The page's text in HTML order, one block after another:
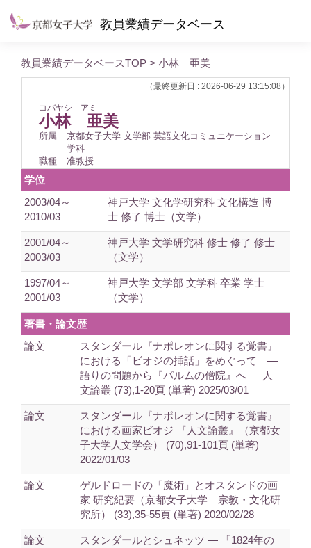
教員業績データベース
教員業績データベースTOP > 小林 亜美
（最終更新日 : 2026-06-29 13:15:08）
コバヤシ アミ
小林 亜美
所属
京都女子大学 文学部 英語文化コミュニケーション
学科
職種
准教授
学位
2003/04～
2010/03
神戸大学 文化学研究科 文化構造 博
士 修了 博士（文学）
2001/04～
2003/03
神戸大学 文学研究科 修士 修了 修士
（文学）
1997/04～
2001/03
神戸大学 文学部 文学科 卒業 学士
（文学）
著書・論文歴
論文
スタンダール『ナポレオンに関する覚書』
における「ビオジの挿話」をめぐって ―
語りの問題から『パルムの僧院』へ ― 人
文論叢 (73),1-20頁 (単著) 2025/03/01
論文
スタンダール『ナポレオンに関する覚書』
における画家ビオジ 『人文論叢』（京都女
子大学人文学会） (70),91-101頁 (単著)
2022/01/03
論文
ゲルドロードの「魔術」とオスタンドの画
家 研究紀要（京都女子大学 宗教・文化研
究所） (33),35-55頁 (単著) 2020/02/28
論文
スタンダールとシュネッツ — 「1824年の